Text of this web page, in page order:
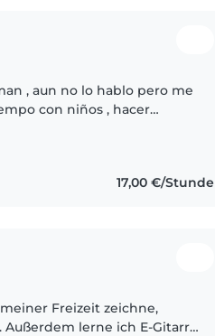
, aun no lo hablo pero me
con niños , hacer
17,00 €/Stunde
lerne ich E-Gitarre